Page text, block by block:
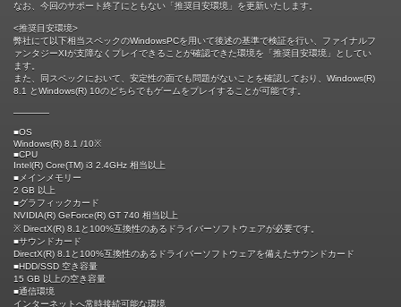
なお、今回のサポート終了にともない「推奨目安環境」を更新いたします。
<推奨目安環境>
弊社にて以下相当スペックのWindowsPCを用いて後述の基準で検証を行い、ファイナルフ
ァンタジーXIが支障なくプレイできることが確認できた環境を「推奨目安環境」としてい
ます。
また、同スペックにおいて、安定性の面でも問題がないことを確認しており、Windows(R)
8.1 とWindows(R) 10のどちらでもゲームをプレイすることが可能です。
――――
■OS
Windows(R) 8.1 /10※
■CPU
Intel(R) Core(TM) i3 2.4GHz 相当以上
■メインメモリー
2 GB 以上
■グラフィックカード
NVIDIA(R) GeForce(R) GT 740 相当以上
※ DirectX(R) 8.1と100%互換性のあるドライバーソフトウェアが必要です。
■サウンドカード
DirectX(R) 8.1と100%互換性のあるドライバーソフトウェアを備えたサウンドカード
■HDD/SSD 空き容量
15 GB 以上の空き容量
■通信環境
インターネットへ常時接続可能な環境